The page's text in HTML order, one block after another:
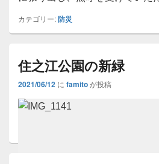
カテゴリー:防災
住之江公園の新緑
2021/06/12 に famitoが投稿
…あれっ？